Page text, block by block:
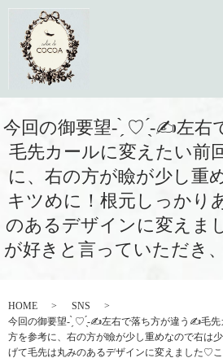
今回の御要望- ̗̀ ♡ ̖́-✍️左右
毛先カールに変えたい前
に、右の方が瞼が少し重
キツめに！根元しっかり
のあるデザインに変えま
が好きと言っていただき
HOME
SNS
今回の御要望- ̗̀ ♡ ̖́-✍️左右で落ち方が違う✍️毛先
方を参考に、右の方が瞼が少し重めなので右は
げて毛先は丸みのあるデザインに変えました♡